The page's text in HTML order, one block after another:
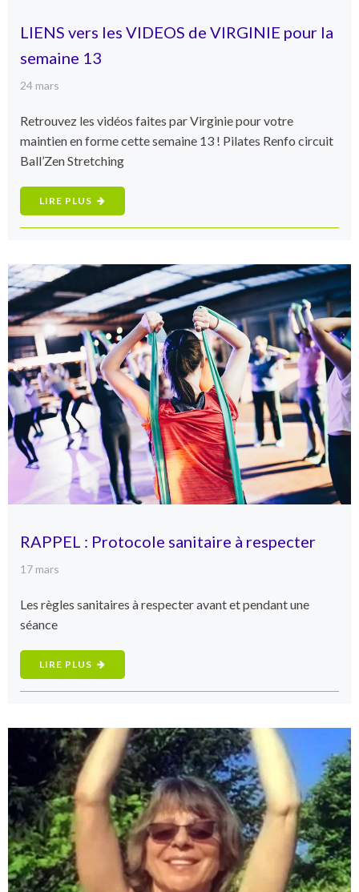
LIENS vers les VIDEOS de VIRGINIE pour la
semaine 13
24 mars
Retrouvez les vidéos faites par Virginie pour votre
maintien en forme cette semaine 13 ! Pilates Renfo circuit
Ball’Zen Stretching
LIRE PLUS
RAPPEL : Protocole sanitaire à respecter
17 mars
Les règles sanitaires à respecter avant et pendant une
séance
LIRE PLUS